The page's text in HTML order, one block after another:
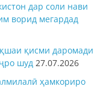
дар соли нави
ворид мегардад
қисми даромади
шуд 27.07.2026
ҳамкориро